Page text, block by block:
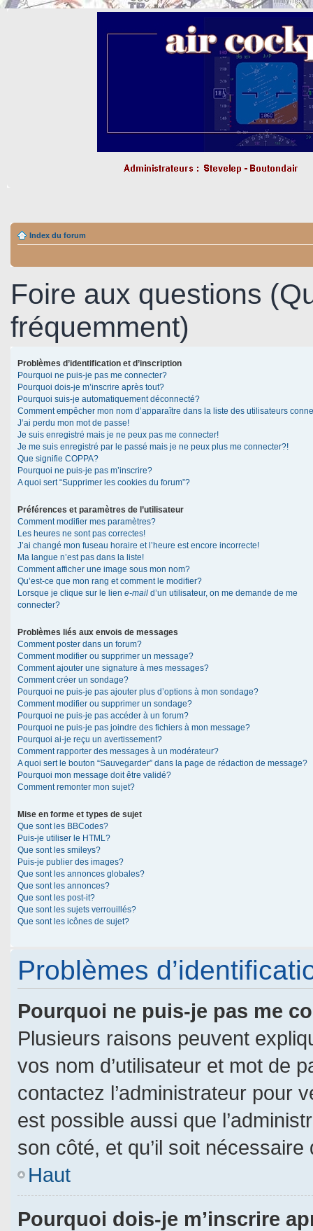
Index du forum
Foire aux questions
fréquemment)
Problèmes d’identification et d’inscription
Pourquoi ne puis-je pas me connecter?
Pourquoi dois-je m’inscrire après tout?
Pourquoi suis-je automatiquement déconnecté?
Comment empêcher mon nom d’apparaître dans la liste des utilisateurs
J’ai perdu mon mot de passe!
Je suis enregistré mais je ne peux pas me connecter!
Je me suis enregistré par le passé mais je ne peux plus me connecter?!
Que signifie COPPA?
Pourquoi ne puis-je pas m’inscrire?
A quoi sert “Supprimer les cookies du forum”?
Préférences et paramètres de l’utilisateur
Comment modifier mes paramètres?
Les heures ne sont pas correctes!
J’ai changé mon fuseau horaire et l’heure est encore incorrecte!
Ma langue n’est pas dans la liste!
Comment afficher une image sous mon nom?
Qu’est-ce que mon rang et comment le modifier?
Lorsque je clique sur le lien e-mail d’un utilisateur, on me demande de me
connecter?
Problèmes liés aux envois de messages
Comment poster dans un forum?
Comment modifier ou supprimer un message?
Comment ajouter une signature à mes messages?
Comment créer un sondage?
Pourquoi ne puis-je pas ajouter plus d’options à mon sondage?
Comment modifier ou supprimer un sondage?
Pourquoi ne puis-je pas accéder à un forum?
Pourquoi ne puis-je pas joindre des fichiers à mon message?
Pourquoi ai-je reçu un avertissement?
Comment rapporter des messages à un modérateur?
A quoi sert le bouton “Sauvegarder” dans la page de rédaction de message?
Pourquoi mon message doit être validé?
Comment remonter mon sujet?
Mise en forme et types de sujet
Que sont les BBCodes?
Puis-je utiliser le HTML?
Que sont les smileys?
Puis-je publier des images?
Que sont les annonces globales?
Que sont les annonces?
Que sont les post-it?
Que sont les sujets verrouillés?
Que sont les icônes de sujet?
Problèmes
Pourquoi ne puis-je pas me
Plusieurs raisons peuvent
vos nom d’utilisateur et mot de
contactez l’administrateur pour
est possible aussi que
son côté, et qu’il soit nécessaire
Haut
Pourquoi dois-je m’inscrire